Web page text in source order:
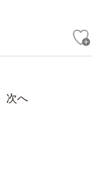
次へ